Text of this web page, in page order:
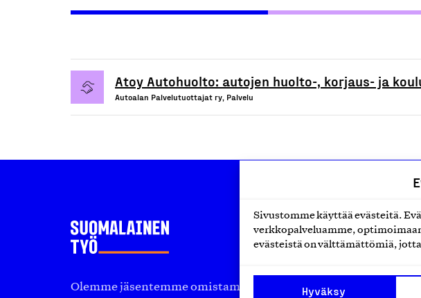
Sivustomme käyttää evästeitä.
verkkopalveluamme,
evästeistä on välttämättömiä,
Hyväksy
Atoy Autohuolto: autojen huolto-, korjaus- ja
Autoalan Palvelutuottajat ry, Palvelu
Olemme jäsentemme omistama puolueeton,